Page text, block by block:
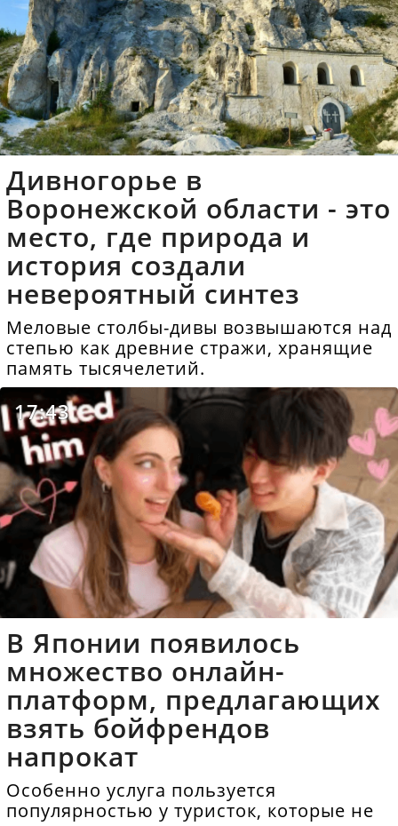
Дивногорье в
Воронежской области - это
место, где природа и
история создали
невероятный синтез
Меловые столбы-дивы возвышаются над
степью как древние стражи, хранящие
память тысячелетий.
17:43
В Японии появилось
множество онлайн-
платформ, предлагающих
взять бойфрендов
напрокат
Особенно услуга пользуется
популярностью у туристок, которые не